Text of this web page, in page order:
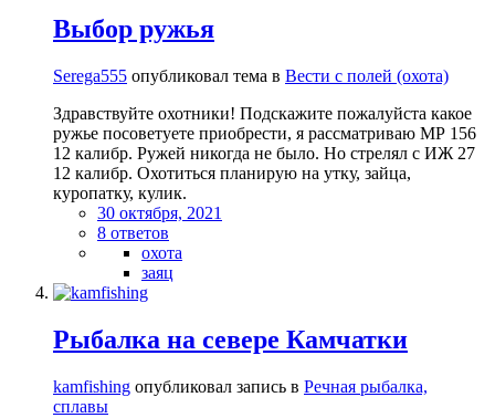
Выбор ружья
Serega555 опубликовал тема в Вести с полей (охота)
Здравствуйте охотники! Подскажите пожалуйста какое
ружье посоветуете приобрести, я рассматриваю МР 156
12 калибр. Ружей никогда не было. Но стрелял с ИЖ 27
12 калибр. Охотиться планирую на утку, зайца,
куропатку, кулик.
30 октября, 2021
8 ответов
охота
заяц
Рыбалка на севере Камчатки
kamfishing опубликовал запись в Речная рыбалка,
сплавы